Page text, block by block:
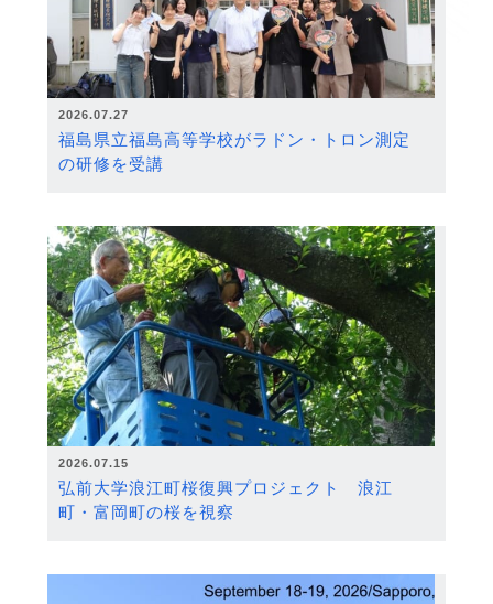
2026.07.27
福島県立福島高等学校がラドン・トロン測定
の研修を受講
2026.07.15
弘前大学浪江町桜復興プロジェクト 浪江
町・富岡町の桜を視察